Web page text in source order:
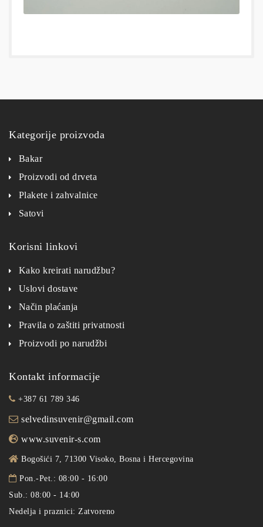
Kategorije proizvoda
Bakar
Proizvodi od drveta
Plakete i zahvalnice
Satovi
Korisni linkovi
Kako kreirati narudžbu?
Uslovi dostave
Način plaćanja
Pravila o zaštiti privatnosti
Proizvodi po narudžbi
Kontakt informacije
+387 61 789 346
selvedinsuvenir@gmail.com
www.suvenir-s.com
Bogošići 7, 71300 Visoko, Bosna i Hercegovina
Pon.-Pet.: 08:00 - 16:00
Sub.: 08:00 - 14:00
Nedelja i praznici: Zatvoreno